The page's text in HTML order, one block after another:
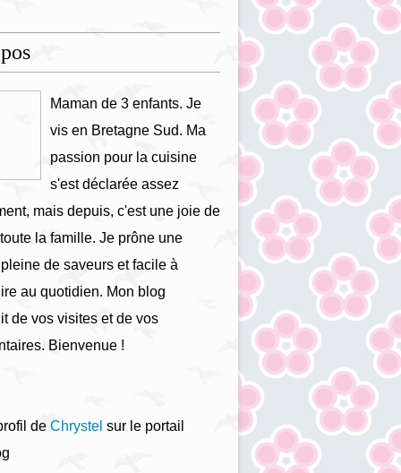
Maman de 3 enfants. Je
vis en Bretagne Sud. Ma
passion pour la cuisine
s'est déclarée assez
mais depuis, c'est une joie de
la famille. Je prône une
de saveurs et facile à
au quotidien. Mon blog
de vos visites et de vos
Bienvenue !
de Chrystel sur le portail